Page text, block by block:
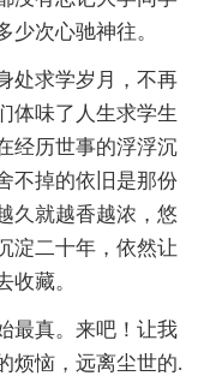
少次心驰神往。
求学岁月，不再
体味了人生求学生
经历世事的浮浮沉
不掉的依旧是那份
久就越香越浓，悠
淀二十年，依然让
收藏。
真。来吧！让我
烦恼，远离尘世的.